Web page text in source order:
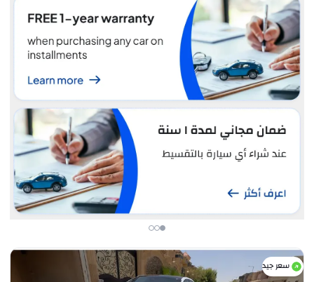
سعر جيد